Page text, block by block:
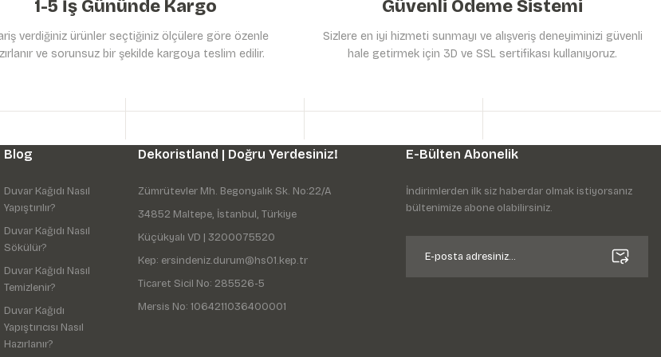
Gönder
1-5 İş Gününde Kargo
verdiğiniz ürünler seçtiğiniz ölçülere göre özenle
ve sorunsuz bir şekilde kargoya teslim edilir.
Güvenli Ödeme Sistemi
Sizlere en iyi hizmeti sunmayı ve alışveriş deneyiminizi güvenli
hale getirmek için 3D ve SSL sertifikası kullanıyoruz.
Blog
Duvar Kağıdı Nasıl
Yapıştırılır?
Duvar Kağıdı Nasıl
Sökülür?
Duvar Kağıdı Nasıl
Temizlenir?
Duvar Kağıdı
Yapıştırıcısı Nasıl
Hazırlanır?
Dekoristland | Doğru Yerdesiniz!
Zümrütevler Mh. Begonyalık Sk. No:22/A
34852 Maltepe, İstanbul, Türkiye
Küçükyalı VD | 3200075520
Kep: ersindeniz.durum@hs01.kep.tr
Ticaret Sicil No: 285526-5
Mersis No: 1064211036400001
E-Bülten Abonelik
İndirimlerden ilk siz haberdar olmak istiyorsanız
bültenimize abone olabilirsiniz.